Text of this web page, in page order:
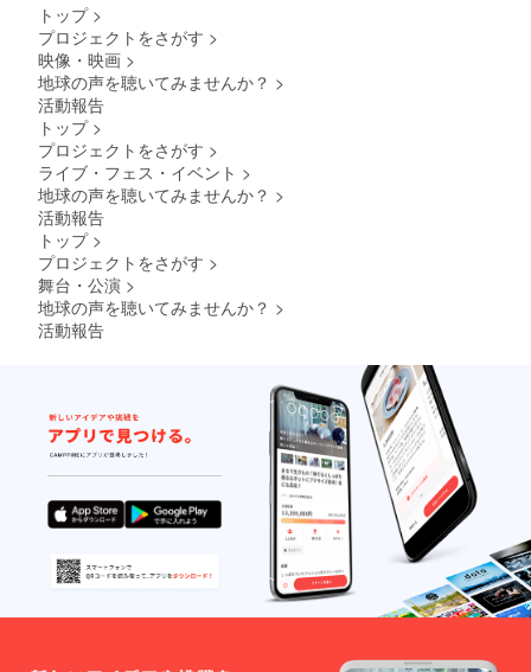
トップ >
プロジェクトをさがす >
映像・映画 >
地球の声を聴いてみませんか？ >
活動報告
トップ >
プロジェクトをさがす >
ライブ・フェス・イベント >
地球の声を聴いてみませんか？ >
活動報告
トップ >
プロジェクトをさがす >
舞台・公演 >
地球の声を聴いてみませんか？ >
活動報告